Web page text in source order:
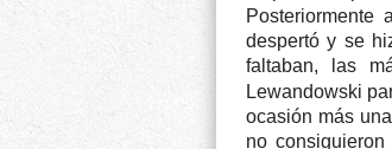
Posteriormente
despertó y se
faltaban, las
Lewandowski
ocasión más
no